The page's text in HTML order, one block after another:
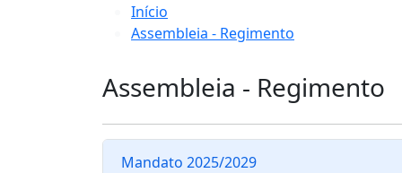
Início
Assembleia - Regimento
Assembleia - Regimento
Mandato 2025/2029